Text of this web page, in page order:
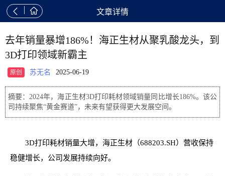
  文章详情
去年销量暴增186%！海正生材从聚乳酸龙头，到
3D打印领域新霸主
原创 苏无名 2025-06-19
摘要：2024年，海正生材3D打印耗材领域销量同比增长186%。该公
司持续聚焦“黄金赛道”，未来有望获得更大发展空间。
3D打印耗材销量大增，海正生材（688203.SH）营收保持
稳健增长，公司发展持续向好。